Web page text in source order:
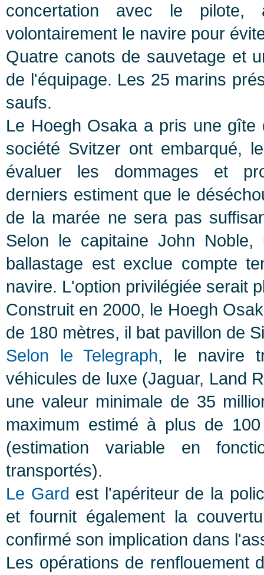
concertation avec le
volontairement le navire pour
Quatre canots de sauvetage et
de l'équipage. Les 25 marins
saufs.
Le Hoegh Osaka a pris une gîte
société Svitzer ont embarqué,
évaluer les dommages et
derniers estiment que le
de la marée ne sera pas
Selon le capitaine John
ballastage est exclue compte
navire. L'option privilégiée serait
Construit en 2000, le Hoegh
de 180 mètres, il bat pavillon de
Selon le Telegraph, le navire
véhicules de luxe (Jaguar, Land
une valeur minimale de 35
maximum estimé à plus de
(estimation variable en
transportés).
Le Gard est l'apériteur de la
et fournit également la
confirmé son implication dans
Les opérations de renflouement